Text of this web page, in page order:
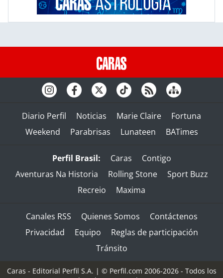
Diario Perfil Noticias Marie Claire
Fortuna
Weekend
Parabrisas Lunateen BATimes
Perfil Brasil: Caras
Contigo
Aventuras Na Historia
Rolling Stone
Sport Buzz
Recreio
Maxima
Canales RSS Quienes Somos
Contáctenos
Privacidad
Equipo
Reglas de participación
Tránsito
Caras - Editorial Perfil S.A. | © Perfil.com 2006-2026 - Todos los